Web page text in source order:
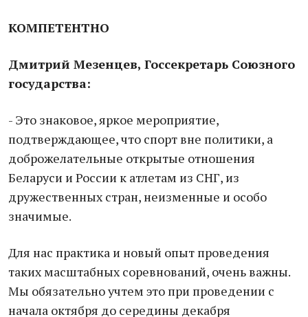
КОМПЕТЕНТНО
Дмитрий Мезенцев, Госсекретарь Союзного
государства:
- Это знаковое, яркое мероприятие,
подтверждающее, что спорт вне политики, а
доброжелательные открытые отношения
Беларуси и России к атлетам из СНГ, из
дружественных стран, неизменные и особо
значимые.
Для нас практика и новый опыт проведения
таких масштабных соревнований, очень важны.
Мы обязательно учтем это при проведении с
начала октября до середины декабря